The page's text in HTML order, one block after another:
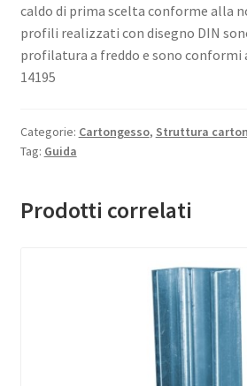
caldo di prima scelta conforme alla
profili realizzati con disegno DIN
profilatura a freddo e sono conformi
14195
Categorie: Cartongesso, Struttura
Tag: Guida
Prodotti correlati